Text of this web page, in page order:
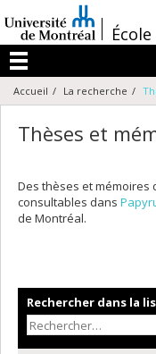
au
contenu
/
Menu
Accueil La recherche
Thèses et
Des thèses et
consultables dans
de Montréal.
Rechercher dans la